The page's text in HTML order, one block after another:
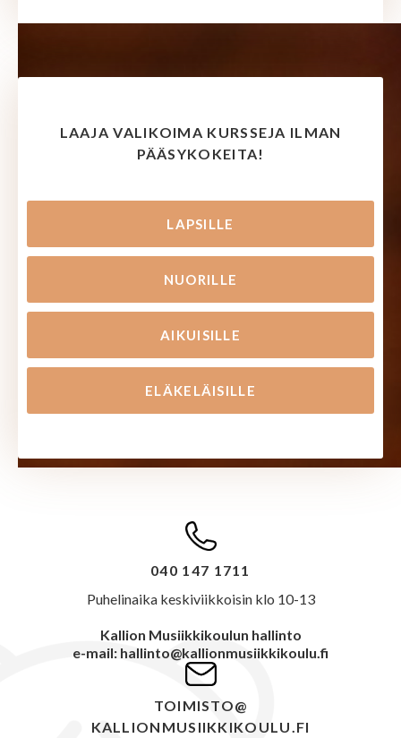
LAAJA VALIKOIMA KURSSEJA ILMAN
PÄÄSYKOKEITA!
LAPSILLE
NUORILLE
AIKUISILLE
ELÄKELÄISILLE
040 147 1711
Puhelinaika keskiviikkoisin klo 10-13
Kallion Musiikkikoulun hallinto
e-mail: hallinto@kallionmusiikkikoulu.fi
TOIMISTO@
KALLIONMUSIIKKIKOULU.FI